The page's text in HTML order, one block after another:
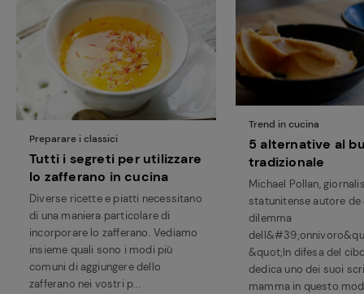
Preparare i classici
Tutti i segreti per utilizzare
lo zafferano in cucina
Diverse ricette e piatti necessitano
di una maniera particolare di
incorporare lo zafferano. Vediamo
insieme quali sono i modi più
comuni di aggiungere dello
zafferano nei vostri p...
Trend in cucina
5 alternative al
tradizionale
Michael Pollan,
statunitense autore
dilemma
&quot;In difesa del
dedica uno dei suoi
mamma in questo